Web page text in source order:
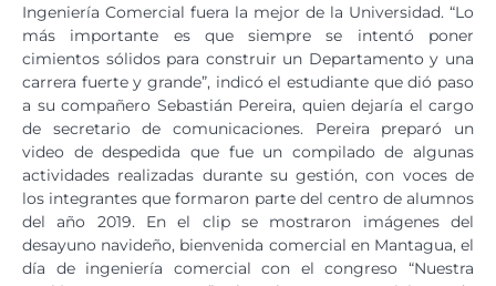
Ingeniería Comercial fuera la mejor de la Universidad. “Lo
más importante es que siempre se intentó poner
cimientos sólidos para construir un Departamento y una
carrera fuerte y grande”, indicó el estudiante que dió paso
a su compañero Sebastián Pereira, quien dejaría el cargo
de secretario de comunicaciones. Pereira preparó un
video de despedida que fue un compilado de algunas
actividades realizadas durante su gestión, con voces de
los integrantes que formaron parte del centro de alumnos
del año 2019. En el clip se mostraron imágenes del
desayuno navideño, bienvenida comercial en Mantagua, el
día de ingeniería comercial con el congreso “Nuestra